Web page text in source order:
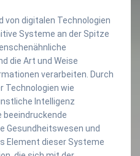
von digitalen Technologien
Systeme an der Spitze
die Art und Weise
verarbeiten. Durch
wie
Intelligenz
beeindruckende
Gesundheitswesen und
Element dieser Systeme